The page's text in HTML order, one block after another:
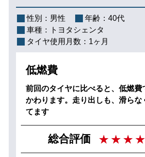
性別： 男性 年齢： 40代
車種：
トヨタシェンタ
タイヤ使用月数： 1ヶ月
低燃費
前回のタイヤに比べると、低燃費
かわります。走り出しも、滑らな
てます
総合評価